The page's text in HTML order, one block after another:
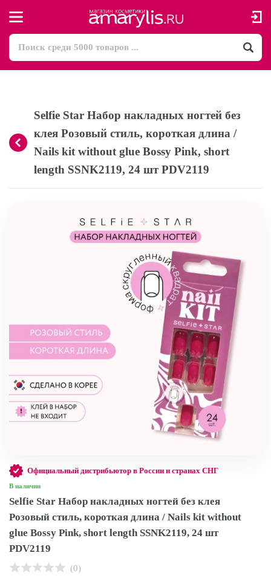
Selfie Star Набор накладных ногтей без
клея Розовый стиль, короткая длина /
Nails kit without glue Bossy Pink, short
length SSNK2119, 24 шт PDV2119
Официальный дистрибьютор в России и странах СНГ
В наличии
Selfie Star Набор накладных ногтей без клея
Розовый стиль, короткая длина / Nails kit without
glue Bossy Pink, short length SSNK2119, 24 шт
PDV2119
(0)